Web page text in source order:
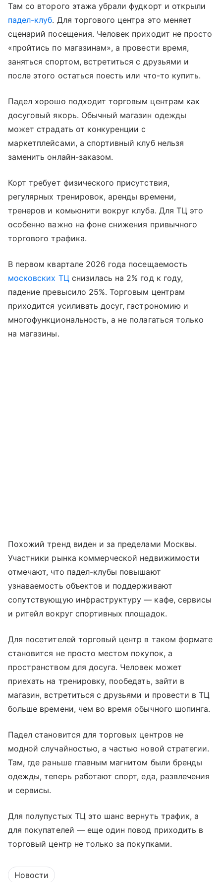
Там со второго этажа убрали фудкорт и открыли
падел-клуб. Для торгового центра это меняет
сценарий посещения. Человек приходит не просто
«пройтись по магазинам», а провести время,
заняться спортом, встретиться с друзьями и
после этого остаться поесть или что-то купить.
Падел хорошо подходит торговым центрам как
досуговый якорь. Обычный магазин одежды
может страдать от конкуренции с
маркетплейсами, а спортивный клуб нельзя
заменить онлайн-заказом.
Корт требует физического присутствия,
регулярных тренировок, аренды времени,
тренеров и комьюнити вокруг клуба. Для ТЦ это
особенно важно на фоне снижения привычного
торгового трафика.
В первом квартале 2026 года посещаемость
московских ТЦ снизилась на 2% год к году,
падение превысило 25%. Торговым центрам
приходится усиливать досуг, гастрономию и
многофункциональность, а не полагаться только
на магазины.
Похожий тренд виден и за пределами Москвы.
Участники рынка коммерческой недвижимости
отмечают, что падел-клубы повышают
узнаваемость объектов и поддерживают
сопутствующую инфраструктуру — кафе, сервисы
и ритейл вокруг спортивных площадок.
Для посетителей торговый центр в таком формате
становится не просто местом покупок, а
пространством для досуга. Человек может
приехать на тренировку, пообедать, зайти в
магазин, встретиться с друзьями и провести в ТЦ
больше времени, чем во время обычного шопинга.
Падел становится для торговых центров не
модной случайностью, а частью новой стратегии.
Там, где раньше главным магнитом были бренды
одежды, теперь работают спорт, еда, развлечения
и сервисы.
Для полупустых ТЦ это шанс вернуть трафик, а
для покупателей — еще один повод приходить в
торговый центр не только за покупками.
Новости